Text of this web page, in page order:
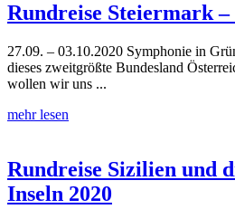
Rundreise Steiermark
27.09. – 03.10.2020 Symphonie in
dieses zweitgrößte Bundesland
wollen wir uns ...
mehr lesen
Rundreise Sizilien und
Inseln 2020